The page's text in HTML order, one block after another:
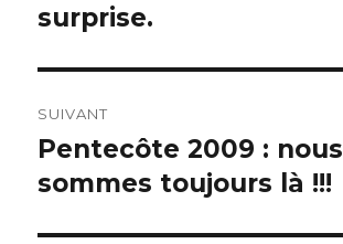
l’article
précédente :
surprise.
SUIVANT
Publication
suivante :
Pentecôte 2009 : nous
sommes toujours là !!!